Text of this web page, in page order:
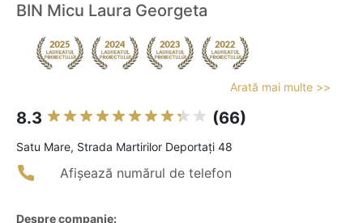
BIN Micu Laura Georgeta
Arată mai multe >>
8.3 (66)
Satu Mare, Strada Martirilor Deportați 48
Afișează numărul de telefon
Despre companie: